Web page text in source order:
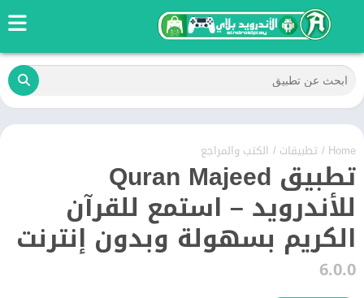
Home
/ تطبيقات / الكتب والمراجع
تطبيق Quran Majeed
للأندرويد – استمع للقرآن
الكريم بسهولة وبدون إنترنت
6.0.0